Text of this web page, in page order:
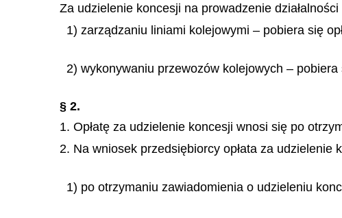
Za udzielenie koncesji na prowadzenie
1) zarządzaniu liniami kolejowymi – pobiera się
2) wykonywaniu przewozów kolejowych – pobiera
§ 2.
1. Opłatę za udzielenie koncesji wnosi się po
2. Na wniosek przedsiębiorcy opłata za
1) po otrzymaniu zawiadomienia o udzieleniu